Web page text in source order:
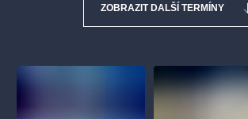
ZOBRAZIT DALŠÍ TERMÍNY